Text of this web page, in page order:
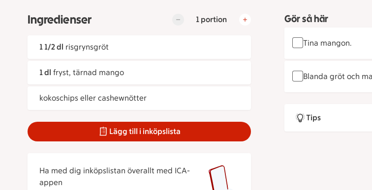
Ingredienser 1 portion
1 1/2 dl risgrynsgröt
1 dl fryst, tärnad mango
kokoschips eller cashewnötter
Lägg till i inköpslista
Ha med dig inköpslistan överallt med ICA-
appen
Gör så här
Tina mangon.
Blanda gröt och
Tips